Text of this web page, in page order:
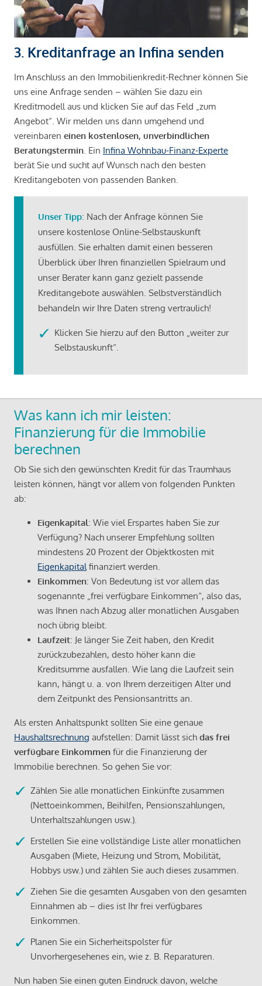
3. Kreditanfrage an Infina senden
Im Anschluss an den Immobilienkredit-Rechner können Sie
uns eine Anfrage senden – wählen Sie dazu ein
Kreditmodell aus und klicken Sie auf das Feld „zum
Angebot“. Wir melden uns dann umgehend und
vereinbaren einen kostenlosen, unverbindlichen
Beratungstermin . Ein Infina Wohnbau-Finanz-Experte
berät Sie und sucht auf Wunsch nach den besten
Kreditangeboten von passenden Banken.
Unser Tipp: Nach der Anfrage können Sie
unsere kostenlose Online-Selbstauskunft
ausfüllen. Sie erhalten damit einen besseren
Überblick über Ihren finanziellen Spielraum und
unser Berater kann ganz gezielt passende
Kreditangebote auswählen. Selbstverständlich
behandeln wir Ihre Daten streng vertraulich!
Klicken Sie hierzu auf den Button „weiter zur
Selbstauskunft“.
Was kann ich mir leisten:
Finanzierung für die Immobilie
berechnen
Ob Sie sich den gewünschten Kredit für das Traumhaus
leisten können, hängt vor allem von folgenden Punkten
ab:
Eigenkapital: Wie viel Erspartes haben Sie zur
Verfügung? Nach unserer Empfehlung sollten
mindestens 20 Prozent der Objektkosten mit
Eigenkapital finanziert werden.
Einkommen: Von Bedeutung ist vor allem das
sogenannte „frei verfügbare Einkommen“, also das,
was Ihnen nach Abzug aller monatlichen Ausgaben
noch übrig bleibt.
Laufzeit: Je länger Sie Zeit haben, den Kredit
zurückzubezahlen, desto höher kann die
Kreditsumme ausfallen. Wie lang die Laufzeit sein
kann, hängt u. a. von Ihrem derzeitigen Alter und
dem Zeitpunkt des Pensionsantritts an.
Als ersten Anhaltspunkt sollten Sie eine genaue
Haushaltsrechnung aufstellen: Damit lässt sich das frei
verfügbare Einkommen für die Finanzierung der
Immobilie berechnen. So gehen Sie vor:
Zählen Sie alle monatlichen Einkünfte zusammen
(Nettoeinkommen, Beihilfen, Pensionszahlungen,
Unterhaltszahlungen usw.).
Erstellen Sie eine vollständige Liste aller monatlichen
Ausgaben (Miete, Heizung und Strom, Mobilität,
Hobbys usw.) und zählen Sie auch dieses zusammen.
Ziehen Sie die gesamten Ausgaben von den gesamten
Einnahmen ab – dies ist Ihr frei verfügbares
Einkommen.
Planen Sie ein Sicherheitspolster für
Unvorhergesehenes ein, wie z. B. Reparaturen.
Nun haben Sie einen guten Eindruck davon, welche